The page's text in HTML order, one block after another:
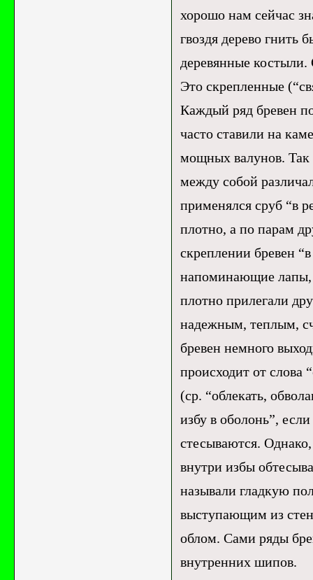
хорошо нам сейчас
гвоздя дерево гнить
деревянные костыли.
Это скрепленные
Каждый ряд бревен
часто ставили на
мощных валунов. Так
между собой
применялся сруб “в
плотно, а по парам
скреплении бревен
напоминающие лапы,
плотно прилегали
надежным, теплым,
бревен немного
происходит от слова
(ср. “облекать,
избу в оболонь”,
стесываются.
внутри избы
называли гладкую
выступающим из
облом. Сами ряды
внутренних шипов.